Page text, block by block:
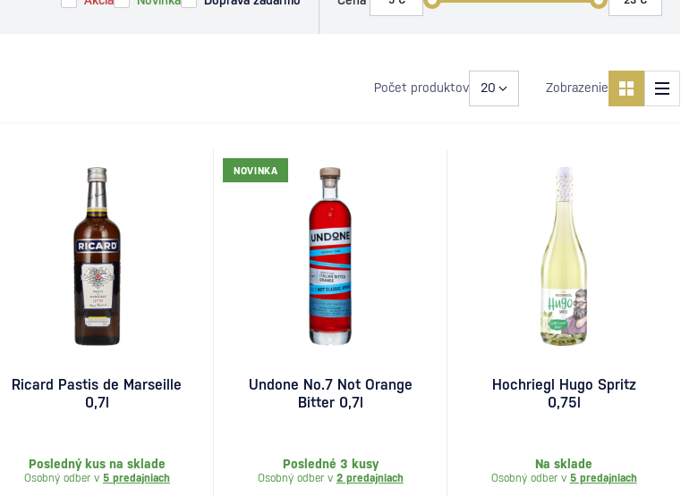
Počet produktov Zobrazenie
Ricard Pastis de Marseille
0,7l
Posledný kus na sklade
Osobný odber v 5 predajniach
NOVINKA
Undone No.7 Not Orange
Bitter 0,7l
Posledné 3 kusy
Osobný odber v 2 predajniach
Hochriegl Hugo Spritz
0,75l
Na sklade
Osobný odber v 5 predajniach